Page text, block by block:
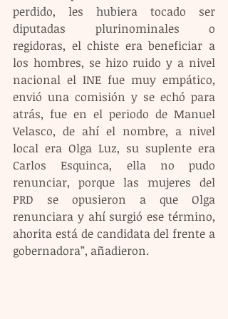
perdido, les hubiera tocado ser
diputadas plurinominales o
regidoras, el chiste era beneficiar a
los hombres, se hizo ruido y a nivel
nacional el INE fue muy empático,
envió una comisión y se echó para
atrás, fue en el periodo de Manuel
Velasco, de ahí el nombre, a nivel
local era Olga Luz, su suplente era
Carlos Esquinca, ella no pudo
renunciar, porque las mujeres del
PRD se opusieron a que Olga
renunciara y ahí surgió ese término,
ahorita está de candidata del frente a
gobernadora”, añadieron.